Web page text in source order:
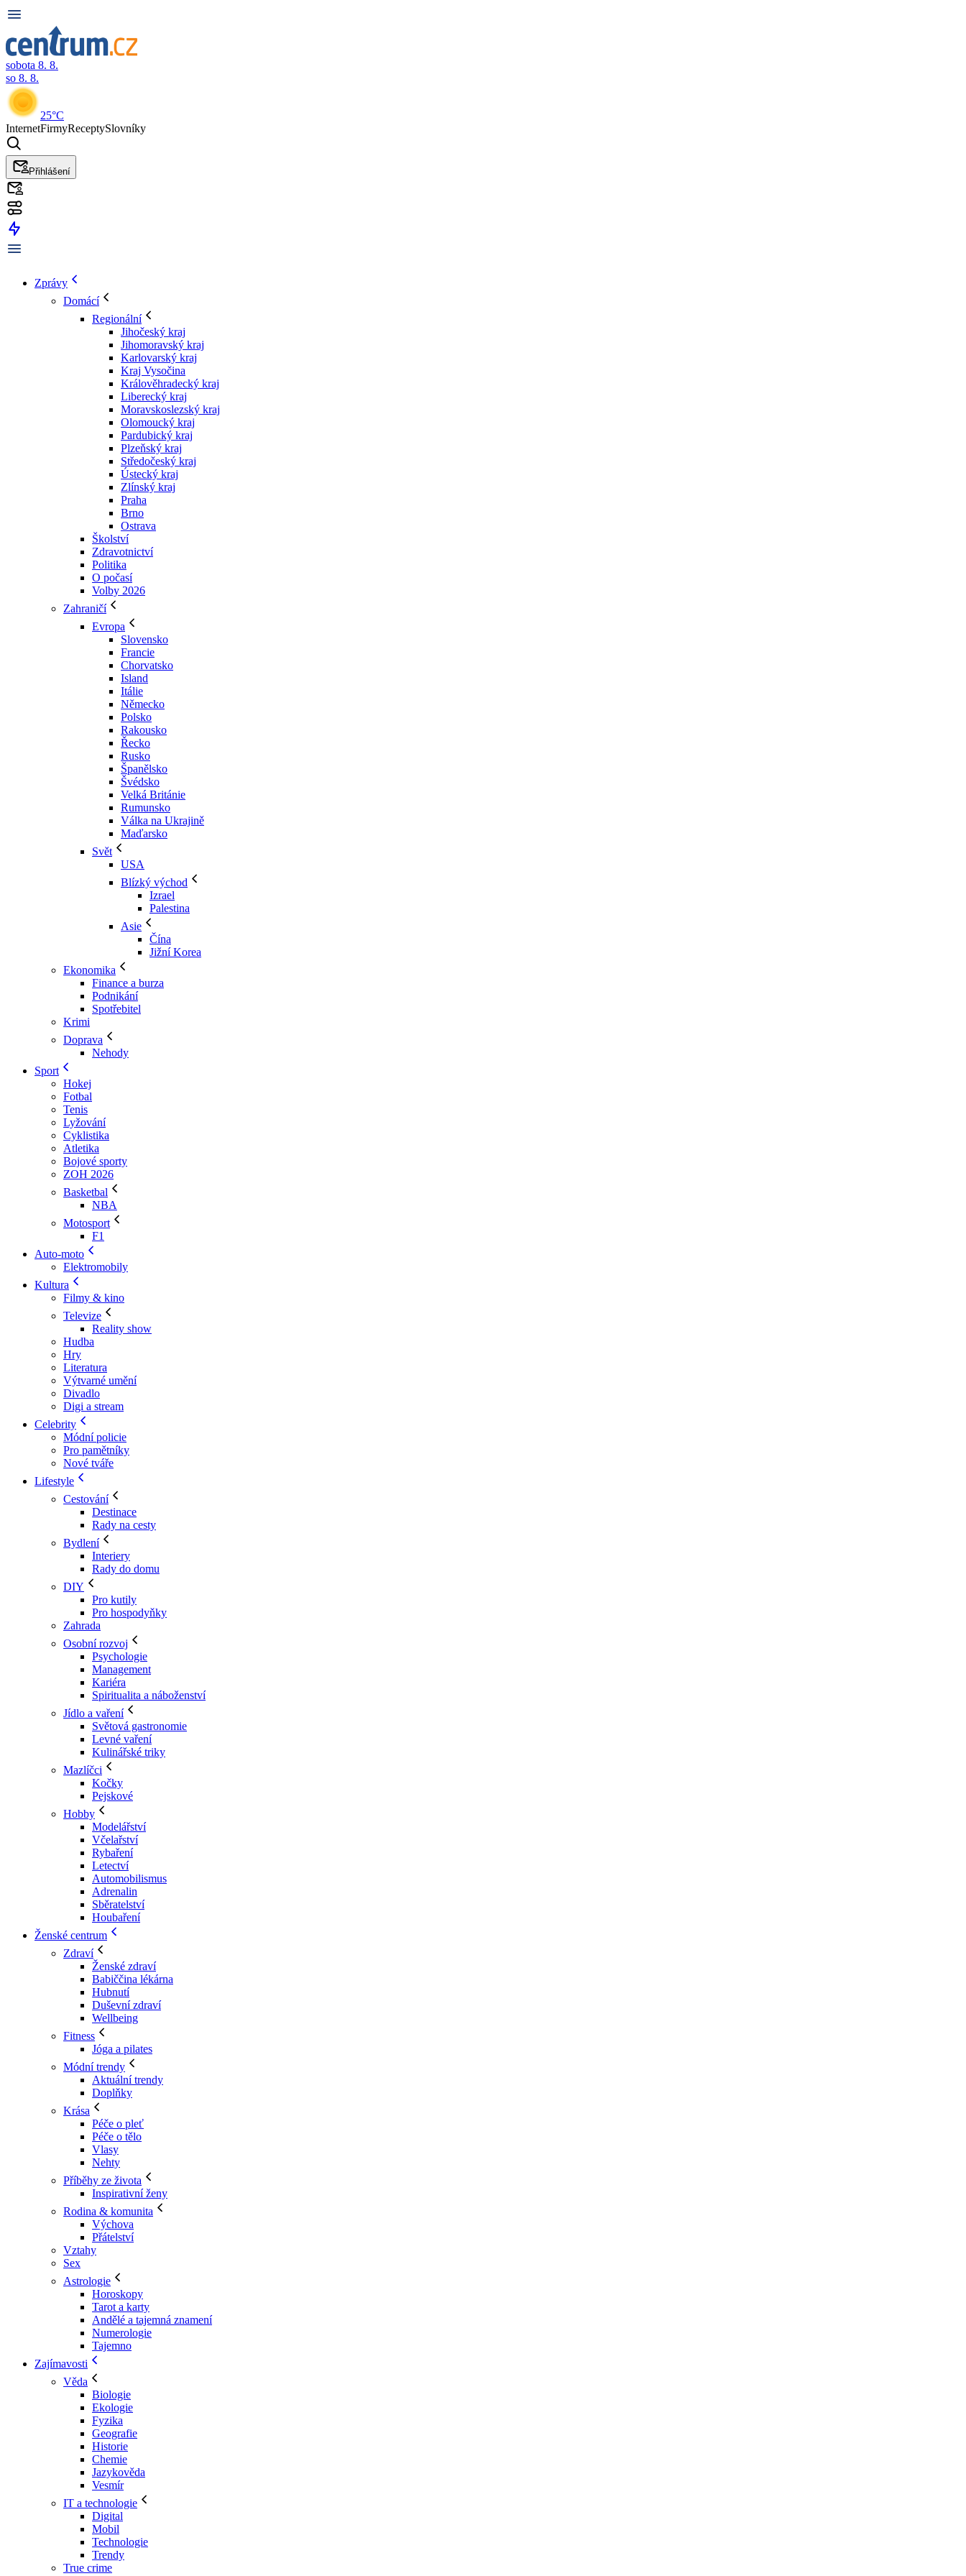
sobota 8. 8.
so 8. 8.
25°C
InternetFirmyReceptySlovníky
Přihlášení
Zprávy
Domácí
Regionální
Jihočeský kraj
Jihomoravský kraj
Karlovarský kraj
Kraj Vysočina
Králověhradecký kraj
Liberecký kraj
Moravskoslezský kraj
Olomoucký kraj
Pardubický kraj
Plzeňský kraj
Středočeský kraj
Ústecký kraj
Zlínský kraj
Praha
Brno
Ostrava
Školství
Zdravotnictví
Politika
O počasí
Volby 2026
Zahraničí
Evropa
Slovensko
Francie
Chorvatsko
Island
Itálie
Německo
Polsko
Rakousko
Řecko
Rusko
Španělsko
Švédsko
Velká Británie
Rumunsko
Válka na Ukrajině
Maďarsko
Svět
USA
Blízký východ
Izrael
Palestina
Asie
Čína
Jižní Korea
Ekonomika
Finance a burza
Podnikání
Spotřebitel
Krimi
Doprava
Nehody
Sport
Hokej
Fotbal
Tenis
Lyžování
Cyklistika
Atletika
Bojové sporty
ZOH 2026
Basketbal
NBA
Motosport
F1
Auto-moto
Elektromobily
Kultura
Filmy & kino
Televize
Reality show
Hudba
Hry
Literatura
Výtvarné umění
Divadlo
Digi a stream
Celebrity
Módní policie
Pro pamětníky
Nové tváře
Lifestyle
Cestování
Destinace
Rady na cesty
Bydlení
Interiery
Rady do domu
DIY
Pro kutily
Pro hospodyňky
Zahrada
Osobní rozvoj
Psychologie
Management
Kariéra
Spiritualita a náboženství
Jídlo a vaření
Světová gastronomie
Levné vaření
Kulinářské triky
Mazlíčci
Kočky
Pejskové
Hobby
Modelářství
Včelařství
Rybaření
Letectví
Automobilismus
Adrenalin
Sběratelství
Houbaření
Ženské centrum
Zdraví
Ženské zdraví
Babiččina lékárna
Hubnutí
Duševní zdraví
Wellbeing
Fitness
Jóga a pilates
Módní trendy
Aktuální trendy
Doplňky
Krása
Péče o pleť
Péče o tělo
Vlasy
Nehty
Příběhy ze života
Inspirativní ženy
Rodina & komunita
Výchova
Přátelství
Vztahy
Sex
Astrologie
Horoskopy
Tarot a karty
Andělé a tajemná znamení
Numerologie
Tajemno
Zajímavosti
Věda
Biologie
Ekologie
Fyzika
Geografie
Historie
Chemie
Jazykověda
Vesmír
IT a technologie
Digital
Mobil
Technologie
Trendy
True crime